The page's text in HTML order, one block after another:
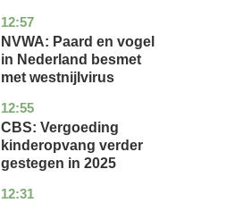
12:57
utrecht
nieuws
NVWA: Paard en vogel
in Nederland besmet
met westnijlvirus
12:55
zuid-
holland
economie
CBS: Vergoeding
kinderopvang verder
gestegen in 2025
12:31
utrecht
nieuws